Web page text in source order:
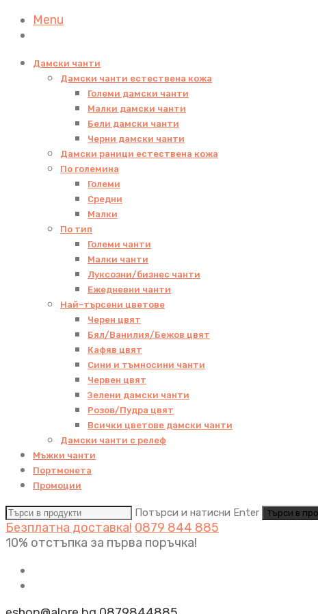
Menu
Дамски чанти
Дамски чанти естествена кожа
Големи дамски чанти
Малки дамски чанти
Бели дамски чанти
Черни дамски чанти
Дамски раници естествена кожа
По големина
Големи
Средни
Малки
По тип
Големи чанти
Малки чанти
Луксозни/бизнес чанти
Ежедневни чанти
Най-търсени цветове
Черен цвят
Бял/Ванилия/Бежов цвят
Кафяв цвят
Сини и тъмносини чанти
Червен цвят
Зелени дамски чанти
Розов/Пудра цвят
Всички цветове дамски чанти
Дамски чанти с релеф
Мъжки чанти
Портмонета
Промоции
Потърси и натисни Enter
Безплатна доставка! 0879 844 885
10% отстъпка за първа поръчка!